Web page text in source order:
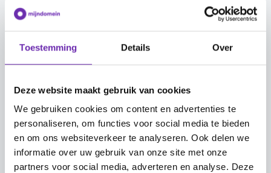
Toestemming Details Over
Deze website maakt gebruik van cookies
We gebruiken cookies om content en advertenties te
personaliseren, om functies voor social media te bieden
en om ons websiteverkeer te analyseren. Ook delen we
informatie over uw gebruik van onze site met onze
partners voor social media, adverteren en analyse. Deze
Bij "Itemstijl" kan je het uiterlijk van zowel de
titel als de beschrijving aanpassen.